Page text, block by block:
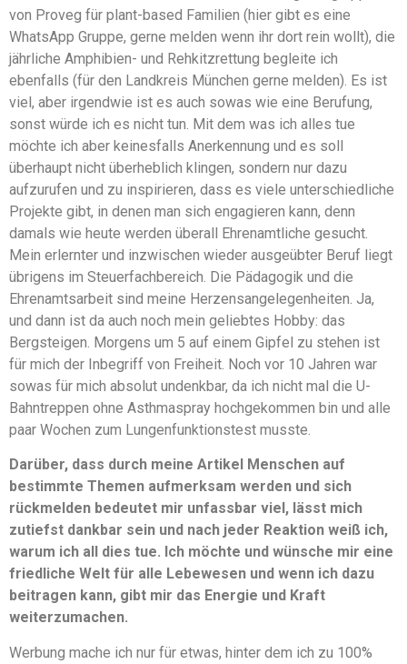
von Proveg für plant-based Familien (hier gibt es eine
WhatsApp Gruppe, gerne melden wenn ihr dort rein wollt), die
jährliche Amphibien- und Rehkitzrettung begleite ich
ebenfalls (für den Landkreis München gerne melden). Es ist
viel, aber irgendwie ist es auch sowas wie eine Berufung,
sonst würde ich es nicht tun. Mit dem was ich alles tue
möchte ich aber keinesfalls Anerkennung und es soll
überhaupt nicht überheblich klingen, sondern nur dazu
aufzurufen und zu inspirieren, dass es viele unterschiedliche
Projekte gibt, in denen man sich engagieren kann, denn
damals wie heute werden überall Ehrenamtliche gesucht.
Mein erlernter und inzwischen wieder ausgeübter Beruf liegt
übrigens im Steuerfachbereich. Die Pädagogik und die
Ehrenamtsarbeit sind meine Herzensangelegenheiten. Ja,
und dann ist da auch noch mein geliebtes Hobby: das
Bergsteigen. Morgens um 5 auf einem Gipfel zu stehen ist
für mich der Inbegriff von Freiheit. Noch vor 10 Jahren war
sowas für mich absolut undenkbar, da ich nicht mal die U-
Bahntreppen ohne Asthmaspray hochgekommen bin und alle
paar Wochen zum Lungenfunktionstest musste.
Darüber, dass durch meine Artikel Menschen auf
bestimmte Themen aufmerksam werden und sich
rückmelden bedeutet mir unfassbar viel, lässt mich
zutiefst dankbar sein und nach jeder Reaktion weiß ich,
warum ich all dies tue. Ich möchte und wünsche mir eine
friedliche Welt für alle Lebewesen und wenn ich dazu
beitragen kann, gibt mir das Energie und Kraft
weiterzumachen.
Werbung mache ich nur für etwas, hinter dem ich zu 100%